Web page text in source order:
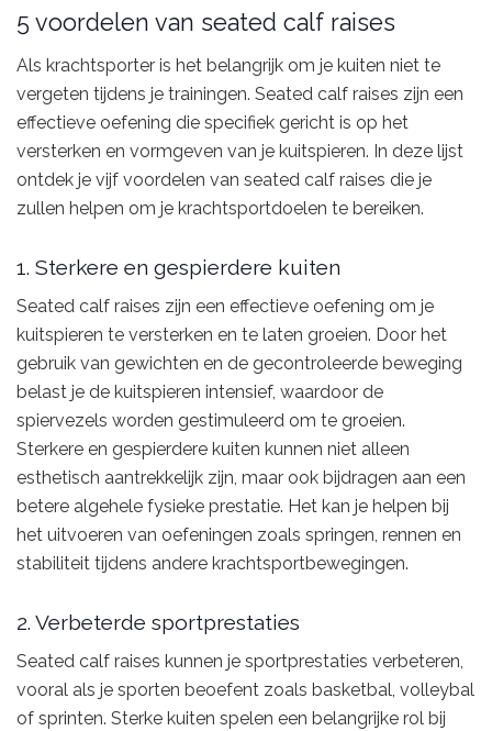
5 voordelen van seated calf raises
Als krachtsporter is het belangrijk om je kuiten niet te
vergeten tijdens je trainingen. Seated calf raises zijn een
effectieve oefening die specifiek gericht is op het
versterken en vormgeven van je kuitspieren. In deze lijst
ontdek je vijf voordelen van seated calf raises die je
zullen helpen om je krachtsportdoelen te bereiken.
1. Sterkere en gespierdere kuiten
Seated calf raises zijn een effectieve oefening om je
kuitspieren te versterken en te laten groeien. Door het
gebruik van gewichten en de gecontroleerde beweging
belast je de kuitspieren intensief, waardoor de
spiervezels worden gestimuleerd om te groeien.
Sterkere en gespierdere kuiten kunnen niet alleen
esthetisch aantrekkelijk zijn, maar ook bijdragen aan een
betere algehele fysieke prestatie. Het kan je helpen bij
het uitvoeren van oefeningen zoals springen, rennen en
stabiliteit tijdens andere krachtsportbewegingen.
2. Verbeterde sportprestaties
Seated calf raises kunnen je sportprestaties verbeteren,
vooral als je sporten beoefent zoals basketbal, volleybal
of sprinten. Sterke kuiten spelen een belangrijke rol bij